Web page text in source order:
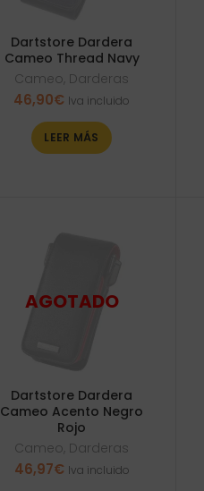
Dartstore Dardera
Cameo Thread Navy
Cameo, Darderas
46,90€ Iva incluido
LEER MÁS
Dartstore Dardera
Cameo Acento Negro
Rojo
Cameo, Darderas
46,97€ Iva incluido